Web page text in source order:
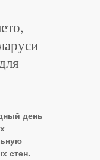
день
стен.